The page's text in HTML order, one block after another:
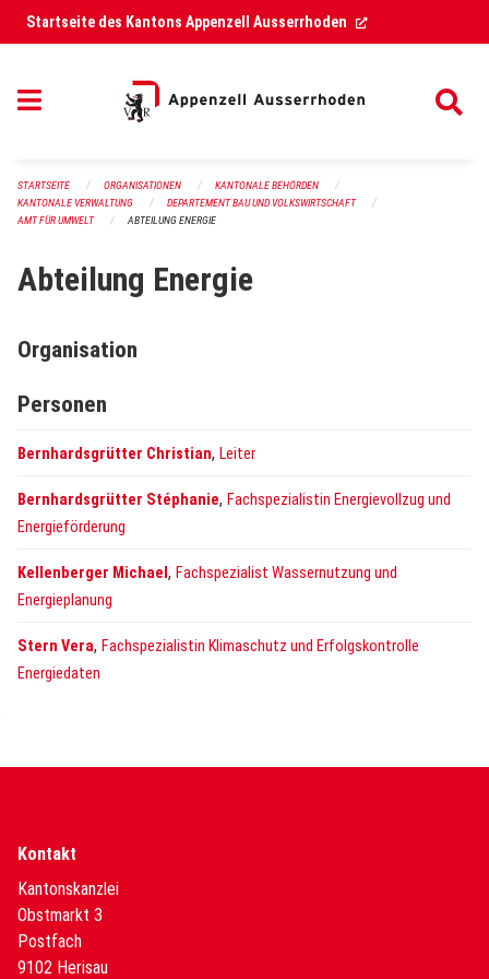
Navigation überspringen
Startseite des Kantons Appenzell Ausserrhoden (External Link)
STARTSEITE ORGANISATIONEN
KANTONALE BEHÖRDEN
KANTONALE VERWALTUNG
DEPARTEMENT BAU UND VOLKSWIRTSCHAFT
AMT FÜR UMWELT
ABTEILUNG ENERGIE
Abteilung Energie
Organisation
Personen
Bernhardsgrütter Christian, Leiter
Bernhardsgrütter Stéphanie, Fachspezialistin Energievollzug und
Energieförderung
Kellenberger Michael , Fachspezialist Wassernutzung und
Energieplanung
Stern Vera, Fachspezialistin Klimaschutz und Erfolgskontrolle
Energiedaten
Kontakt
Kantonskanzlei
Obstmarkt 3
Postfach
9102 Herisau